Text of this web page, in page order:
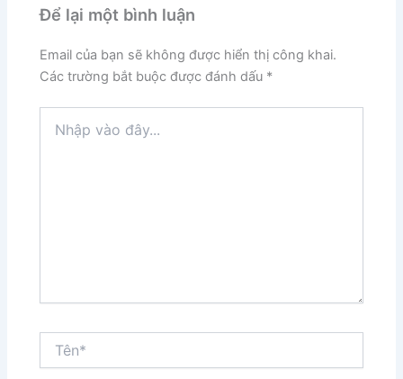
Để lại một bình luận
Email của bạn sẽ không được hiển thị công khai.
Các trường bắt buộc được đánh dấu *
vào